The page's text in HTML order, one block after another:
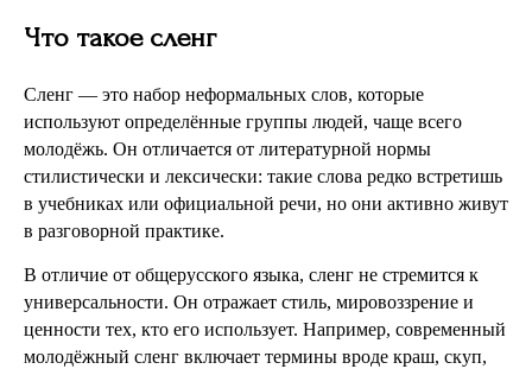
Что такое сленг
Сленг — это набор неформальных слов, которые
используют определённые группы людей, чаще всего
молодёжь. Он отличается от литературной нормы
стилистически и лексически: такие слова редко встретишь
в учебниках или официальной речи, но они активно живут
в разговорной практике.
В отличие от общерусского языка, сленг не стремится к
универсальности. Он отражает стиль, мировоззрение и
ценности тех, кто его использует. Например, современный
молодёжный сленг включает термины вроде краш, скуп,